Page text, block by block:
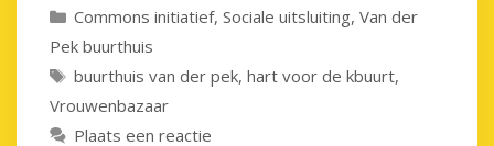
Categorieën
Commons initiatief, Sociale uitsluiting, Van der
Pek buurthuis
Tags
buurthuis van der pek, hart voor de kbuurt,
Vrouwenbazaar
Plaats een reactie